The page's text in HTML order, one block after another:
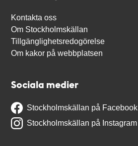
Kontakta oss
Om Stockholmskällan
Tillgänglighetsredogörelse
Om kakor på webbplatsen
Sociala medier
Stockholmskällan på Facebook
Stockholmskällan på Instagram